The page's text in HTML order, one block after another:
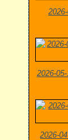
2026-
2026-